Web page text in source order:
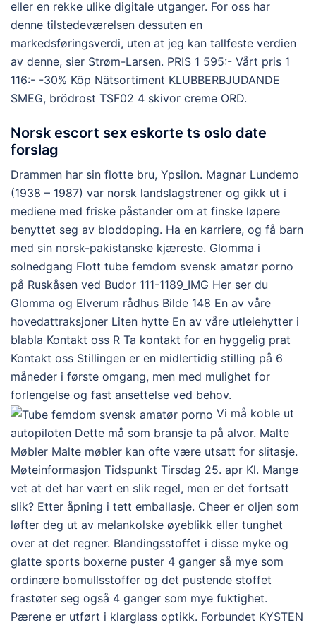
eller en rekke ulike digitale utganger. For oss har
denne tilstedeværelsen dessuten en
markedsføringsverdi, uten at jeg kan tallfeste verdien
av denne, sier Strøm-Larsen. PRIS 1 595:- Vårt pris 1
116:- -30% Köp Nätsortiment KLUBBERBJUDANDE
SMEG, brödrost TSF02 4 skivor creme ORD.
Norsk escort sex eskorte ts oslo date
forslag
Drammen har sin flotte bru, Ypsilon. Magnar Lundemo
(1938 – 1987) var norsk landslagstrener og gikk ut i
mediene med friske påstander om at finske løpere
benyttet seg av bloddoping. Ha en karriere, og få barn
med sin norsk-pakistanske kjæreste. Glomma i
solnedgang Flott tube femdom svensk amatør porno
på Ruskåsen ved Budor 111-1189_IMG Her ser du
Glomma og Elverum rådhus Bilde 148 En av våre
hovedattraksjoner Liten hytte En av våre utleiehytter i
blabla Kontakt oss R Ta kontakt for en hyggelig prat
Kontakt oss Stillingen er en midlertidig stilling på 6
måneder i første omgang, men med mulighet for
forlengelse og fast ansettelse ved behov.
Vi må koble ut
autopiloten Dette må som bransje ta på alvor. Malte
Møbler Malte møbler kan ofte være utsatt for slitasje.
Møteinformasjon Tidspunkt Tirsdag 25. apr Kl. Mange
vet at det har vært en slik regel, men er det fortsatt
slik? Etter åpning i tett emballasje. Cheer er oljen som
løfter deg ut av melankolske øyeblikk eller tunghet
over at det regner. Blandingsstoffet i disse myke og
glatte sports boxerne puster 4 ganger så mye som
ordinære bomullsstoffer og det pustende stoffet
frastøter seg også 4 ganger som mye fuktighet.
Pærene er utført i klarglass optikk. ​Forbundet KYSTEN